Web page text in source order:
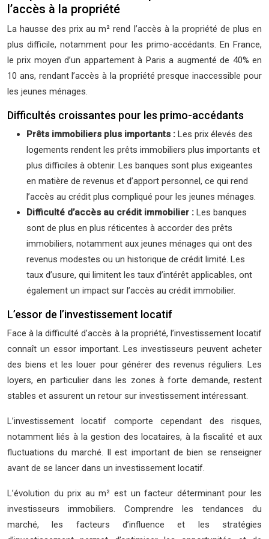
l’accès à la propriété
La hausse des prix au m² rend l’accès à la propriété de plus en
plus difficile, notamment pour les primo-accédants. En France,
le prix moyen d’un appartement à Paris a augmenté de 40% en
10 ans, rendant l’accès à la propriété presque inaccessible pour
les jeunes ménages.
Difficultés croissantes pour les primo-accédants
Prêts immobiliers plus importants : Les prix élevés des
logements rendent les prêts immobiliers plus importants et
plus difficiles à obtenir. Les banques sont plus exigeantes
en matière de revenus et d’apport personnel, ce qui rend
l’accès au crédit plus compliqué pour les jeunes ménages.
Difficulté d’accès au crédit immobilier : Les banques
sont de plus en plus réticentes à accorder des prêts
immobiliers, notamment aux jeunes ménages qui ont des
revenus modestes ou un historique de crédit limité. Les
taux d’usure, qui limitent les taux d’intérêt applicables, ont
également un impact sur l’accès au crédit immobilier.
L’essor de l’investissement locatif
Face à la difficulté d’accès à la propriété, l’investissement locatif
connaît un essor important. Les investisseurs peuvent acheter
des biens et les louer pour générer des revenus réguliers. Les
loyers, en particulier dans les zones à forte demande, restent
stables et assurent un retour sur investissement intéressant.
L’investissement locatif comporte cependant des risques,
notamment liés à la gestion des locataires, à la fiscalité et aux
fluctuations du marché. Il est important de bien se renseigner
avant de se lancer dans un investissement locatif.
L’évolution du prix au m² est un facteur déterminant pour les
investisseurs immobiliers. Comprendre les tendances du
marché, les facteurs d’influence et les stratégies